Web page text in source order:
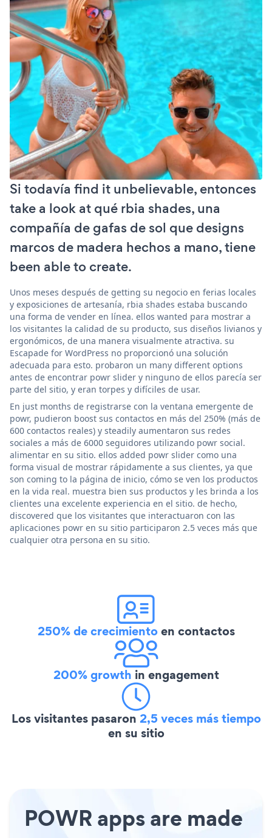
Si todavía find it unbelievable, entonces
take a look at qué rbia shades, una
compañía de gafas de sol que designs
marcos de madera hechos a mano, tiene
been able to create.
Unos meses después de getting su negocio en ferias locales
y exposiciones de artesanía, rbia shades estaba buscando
una forma de vender en línea. ellos wanted para mostrar a
los visitantes la calidad de su producto, sus diseños livianos y
ergonómicos, de una manera visualmente atractiva. su
Escapade for WordPress no proporcionó una solución
adecuada para esto. probaron un many different options
antes de encontrar powr slider y ninguno de ellos parecía ser
parte del sitio, y eran torpes y difíciles de usar.
En just months de registrarse con la ventana emergente de
powr, pudieron boost sus contactos en más del 250% (más de
600 contactos reales) y steadily aumentaron sus redes
sociales a más de 6000 seguidores utilizando powr social.
alimentar en su sitio. ellos added powr slider como una
forma visual de mostrar rápidamente a sus clientes, ya que
son coming to la página de inicio, cómo se ven los productos
en la vida real. muestra bien sus productos y les brinda a los
clientes una excelente experiencia en el sitio. de hecho,
discovered que los visitantes que interactuaron con las
aplicaciones powr en su sitio participaron 2.5 veces más que
cualquier otra persona en su sitio.
250% de crecimientoen contactos
200% growth in engagement
Los visitantes pasaron 2,5 veces más tiempo
en su sitio
POWR apps are made